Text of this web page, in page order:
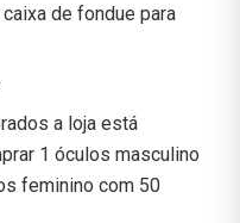
de fondue para
a loja está
1 óculos masculino
feminino com 50